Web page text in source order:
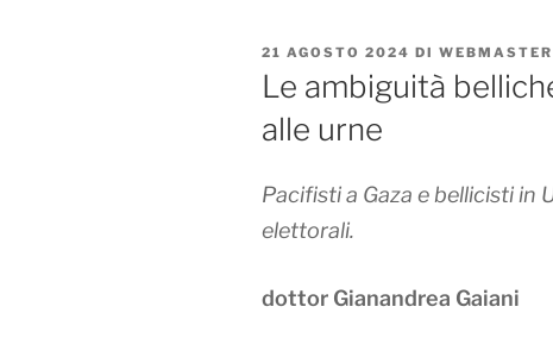
PUBBLICATO
IL
21 AGOSTO 2024 DI
Le ambiguità
alle urne
Pacifisti a Gaza e bellicisti in
elettorali.
dottor Gianandrea Gaiani